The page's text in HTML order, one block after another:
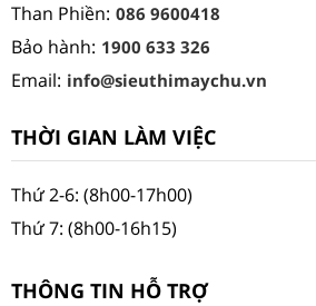
Than Phiền: 086 9600418
Bảo hành: 1900 633 326
Email: info@sieuthimaychu.vn
THỜI GIAN LÀM VIỆC
Thứ 2-6: (8h00-17h00)
Thứ 7: (8h00-16h15)
THÔNG TIN HỖ TRỢ